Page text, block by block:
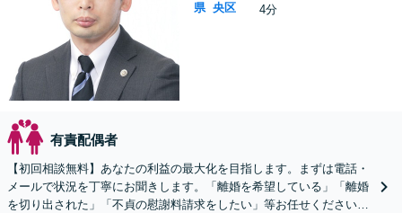
県 央区
4分
有責配偶者
【初回相談無料】あなたの利益の最大化を目指します。まずは電話・
メールで状況を丁寧にお聞きします。「離婚を希望している」「離婚
を切り出された」「不貞の慰謝料請求をしたい」等お任せください。